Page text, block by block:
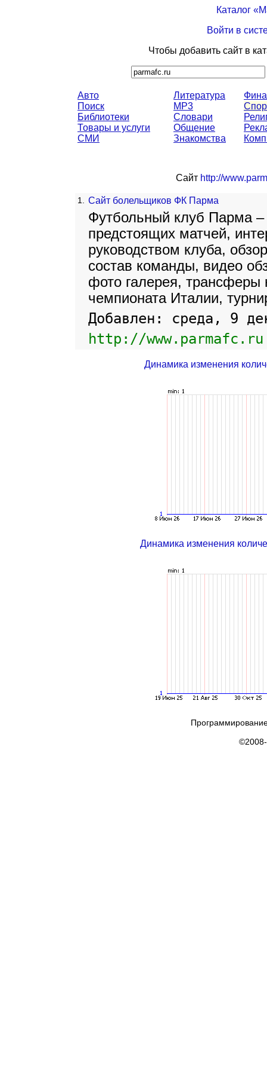
Каталог
Войти в
Чтобы добавить сайт в
Авто
Поиск
Библиотеки
Товары и услуги
СМИ
Литература
MP3
Словари
Общение
Знакомства
Сайт http://
1. Сайт болельщиков ФК Парма
Футбольный клуб Парма –
предстоящих матчей,
руководством клуба,
состав команды, видео
фото галерея, трансферы
чемпионата Италии,
Добавлен: среда, 9
http://www.parmafc.ru
Динамика изменения
Динамика изменения